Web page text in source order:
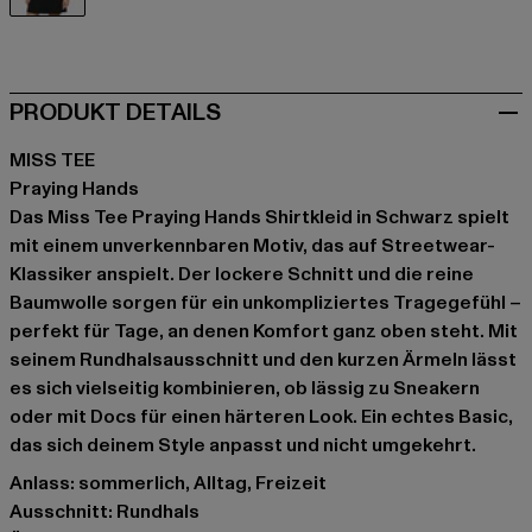
PRODUKT DETAILS
MISS TEE
Praying Hands
Das Miss Tee Praying Hands Shirtkleid in Schwarz spielt
mit einem unverkennbaren Motiv, das auf Streetwear-
Klassiker anspielt. Der lockere Schnitt und die reine
Baumwolle sorgen für ein unkompliziertes Tragegefühl –
perfekt für Tage, an denen Komfort ganz oben steht. Mit
seinem Rundhalsausschnitt und den kurzen Ärmeln lässt
es sich vielseitig kombinieren, ob lässig zu Sneakern
oder mit Docs für einen härteren Look. Ein echtes Basic,
das sich deinem Style anpasst und nicht umgekehrt.
Anlass: sommerlich, Alltag, Freizeit
Ausschnitt: Rundhals